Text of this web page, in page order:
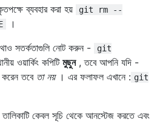
ব্যবহার করা হয়
git rm --
।
সতর্কতাগুলি নোট করুন -
git
ওয়ার্কিং কপিটিমুছুন, তবে আপনি যদি -
তবে তা নয়। এর ফলাফল এখানে : git
কেবল সূচি থেকে আনস্টেজ করতে এবং